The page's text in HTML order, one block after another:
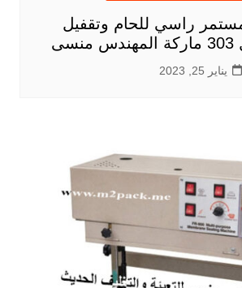
مستمر راسي للحام وتقفيل
يناير 25, 2023